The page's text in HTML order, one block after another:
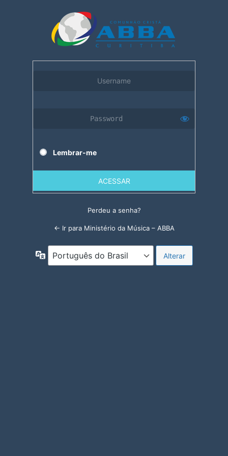
Lembrar-me
Perdeu a senha?
← Ir para Ministério da Música – ABBA
Idioma